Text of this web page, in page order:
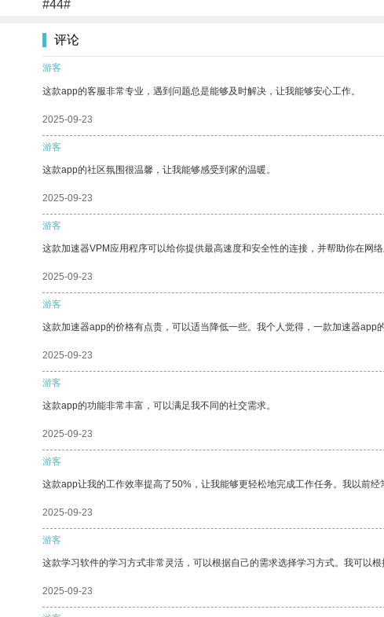
#44#
评论
游客
这款app的客服非常专业，遇到问题总是能够及时解决，让我能够安心工作。
2025-09-23
游客
这款app的社区氛围很温馨，让我能够感受到家的温暖。
2025-09-23
游客
这款加速器VPM应用程序可以给你提供最高速度和安全性的连接，并帮助你在网络
2025-09-23
游客
这款加速器app的价格有点贵，可以适当降低一些。我个人觉得，一款加速器app
2025-09-23
游客
这款app的功能非常丰富，可以满足我不同的社交需求。
2025-09-23
游客
这款app让我的工作效率提高了50%，让我能够更轻松地完成工作任务。我以前
2025-09-23
游客
这款学习软件的学习方式非常灵活，可以根据自己的需求选择学习方式。我可以根
2025-09-23